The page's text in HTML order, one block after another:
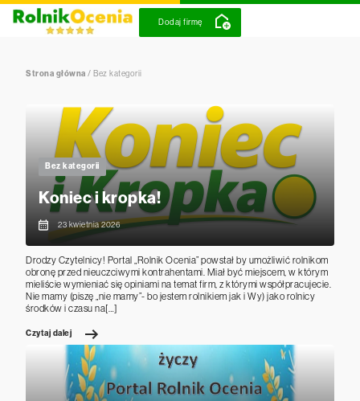
Dodaj firmę
Strona główna / Bez kategorii
Bez kategorii
Koniec i kropka!
23 kwietnia 2026
Drodzy Czytelnicy! Portal „Rolnik Ocenia” powstał by umożliwić rolnikom
obronę przed nieuczciwymi kontrahentami. Miał być miejscem, w którym
mieliście wymieniać się opiniami na temat firm, z którymi współpracujecie.
Nie mamy (piszę „nie mamy”- bo jestem rolnikiem jak i Wy) jako rolnicy
środków i czasu na[…]
Czytaj dalej